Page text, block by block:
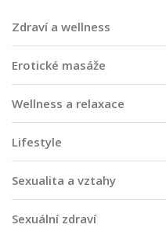
Zdraví a wellness
Erotické masáže
Wellness a relaxace
Lifestyle
Sexualita a vztahy
Sexuální zdraví